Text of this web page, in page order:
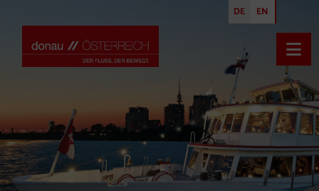
DE EN